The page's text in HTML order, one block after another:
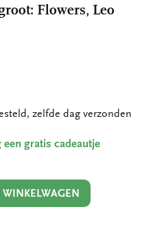
Flowers, Leo
zelfde dag verzonden
gratis cadeautje